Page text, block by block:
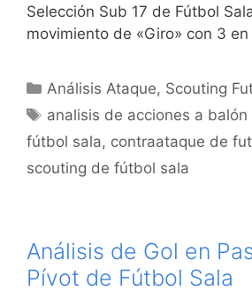
Selección Sub 17 de Fútbol
movimiento de «Giro» con 3
Categorías
Análisis Ataque, Scouting
Etiquetas
analisis de acciones a
fútbol sala, contraataque de
scouting de fútbol sala
Análisis de Gol en
Pívot de Fútbol Sala